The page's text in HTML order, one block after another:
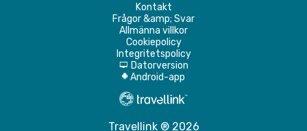
Kontakt
Frågor &amp; Svar
Allmänna villkor
Cookiepolicy
Integritetspolicy
d Datorversion
A Android-app
Travellink ® 2026